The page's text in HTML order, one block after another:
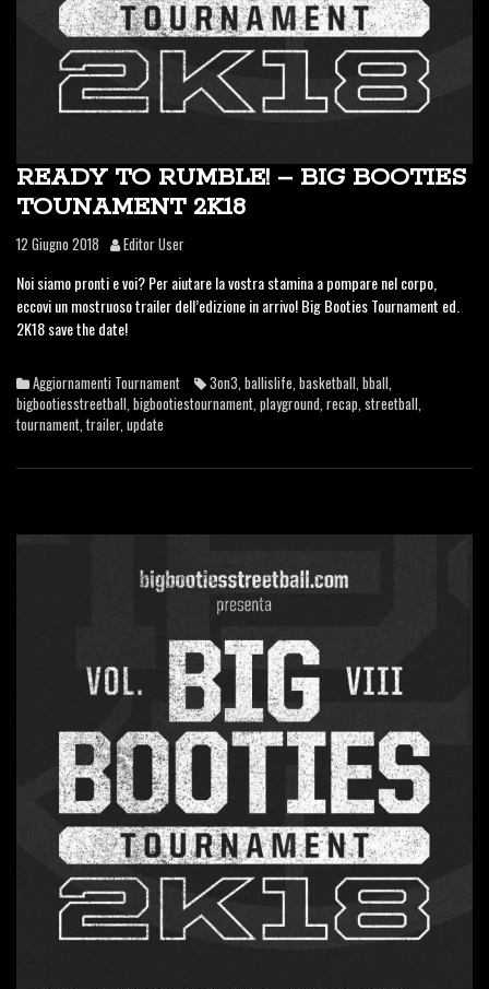
READY TO RUMBLE! – BIG BOOTIES
TOUNAMENT 2K18
12 Giugno 2018 Editor User
Noi siamo pronti e voi? Per aiutare la vostra stamina a pompare nel corpo,
eccovi un mostruoso trailer dell’edizione in arrivo! Big Booties Tournament ed.
2K18 save the date!
Aggiornamenti Tournament 3on3, ballislife, basketball, bball,
bigbootiesstreetball, bigbootiestournament, playground, recap, streetball,
tournament, trailer, update